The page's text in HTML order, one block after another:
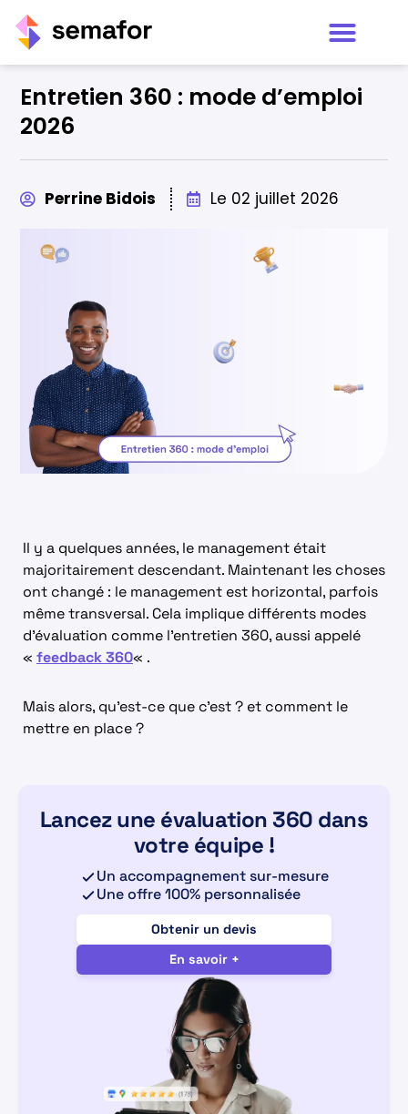
Formations
Insights Discovery
À propos
Nous contacter
Entretien 360 : mode d’emploi
2026
Perrine Bidois Le 02 juillet 2026
Il y a quelques années, le management était
majoritairement descendant. Maintenant les choses
ont changé : le management est horizontal, parfois
même transversal. Cela implique différents modes
d’évaluation comme l’entretien 360, aussi appelé
« feedback 360« .
Mais alors, qu’est-ce que c’est ? et comment le
mettre en place ?
Lancez une évaluation 360 dans
votre équipe !
Un accompagnement sur-mesure
Une offre 100% personnalisée
Obtenir un devis
En savoir +